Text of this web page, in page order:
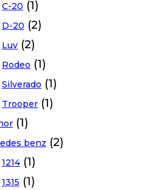
C-20 (1)
D-20 (2)
Luv (2)
Rodeo (1)
Silverado (1)
Trooper (1)
(1)
benz (2)
1214 (1)
1315 (1)